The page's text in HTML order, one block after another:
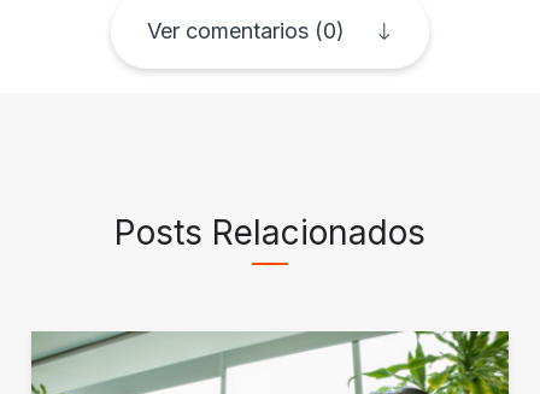
Ver comentarios (0)
Posts Relacionados